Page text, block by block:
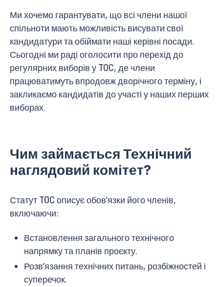
Ми хочемо гарантувати, що всі члени нашої
спільноти мають можливість висувати свої
кандидатури та обіймати наші керівні посади.
Сьогодні ми раді оголосити про перехід до
регулярних виборів у TOC, де члени
працюватимуть впродовж дворічного терміну, і
закликаємо кандидатів до участі у наших перших
виборах.
Чим займається Технічний
наглядовий комітет?
Статут TOC описує обовʼязки його членів,
включаючи:
Встановлення загального технічного
напрямку та планів проєкту.
Розвʼязання технічних питань, розбіжностей і
суперечок.